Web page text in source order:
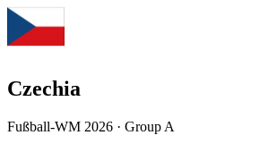
Czechia
Fußball-WM 2026 · Group A